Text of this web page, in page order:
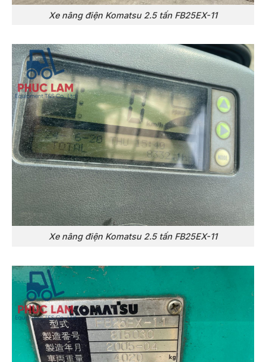
Xe nâng điện Komatsu 2.5 tấn FB25EX-11
Xe nâng điện Komatsu 2.5 tấn FB25EX-11